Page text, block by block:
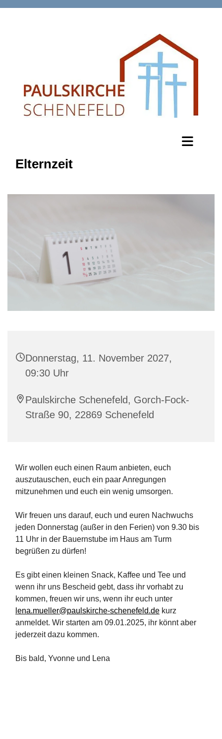
Elternzeit
Donnerstag, 11. November 2027,
09:30 Uhr
Paulskirche Schenefeld, Gorch-Fock-
Straße 90, 22869 Schenefeld
Wir wollen euch einen Raum anbieten, euch
auszutauschen, euch ein paar Anregungen
mitzunehmen und euch ein wenig umsorgen.
Wir freuen uns darauf, euch und euren Nachwuchs
jeden Donnerstag (außer in den Ferien) von 9.30 bis
11 Uhr in der Bauernstube im Haus am Turm
begrüßen zu dürfen!
Es gibt einen kleinen Snack, Kaffee und Tee und
wenn ihr uns Bescheid gebt, dass ihr vorhabt zu
kommen, freuen wir uns, wenn ihr euch unter
lena.mueller@paulskirche-schenefeld.de kurz
anmeldet. Wir starten am 09.01.2025, ihr könnt aber
jederzeit dazu kommen.
Bis bald, Yvonne und Lena